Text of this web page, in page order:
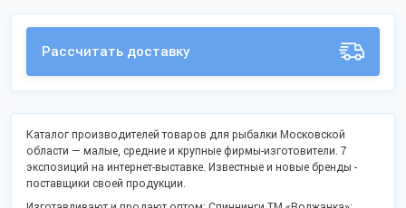
Рассчитать доставку
Каталог производителей товаров для рыбалки Московской
области — малые, средние и крупные фирмы-изготовители. 7
экспозиций на интернет-выставке. Известные и новые бренды -
поставщики своей продукции.